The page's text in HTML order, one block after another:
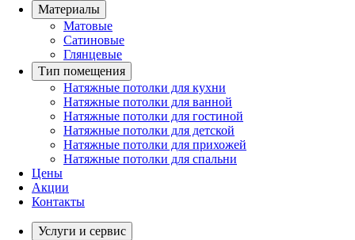
Материалы
Матовые
Сатиновые
Глянцевые
Тип помещения
Натяжные потолки для кухни
Натяжные потолки для ванной
Натяжные потолки для гостиной
Натяжные потолки для детской
Натяжные потолки для прихожей
Натяжные потолки для спальни
Цены
Акции
Контакты
Услуги и сервис